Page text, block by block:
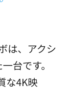
は、アクシ
台です。
な4K映